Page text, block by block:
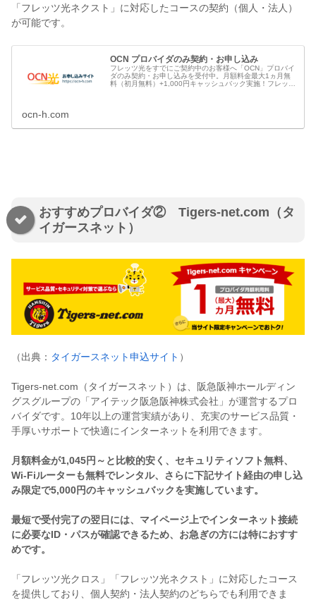
「フレッツ光ネクスト」に対応したコースの契約（個人・法人）
が可能です。
OCN プロバイダのみ契約・お申し込み
フレッツ光をすでにご契約中のお客様へ「OCN」プロバイ
ダのみ契約・お申し込みを受付中。月額料金最大1ヵ月無
料（初月無料）+1,000円キャッシュバック実施！フレッツ
ocn-h.com
おすすめプロバイダ② Tigers-net.com（タ
イガースネット）
（出典： タイガースネット申込サイト ）
Tigers-net.com（タイガースネット）は、阪急阪神ホールディン
グスグループの「アイテック阪急阪神株式会社」が運営するプロ
バイダです。10年以上の運営実績があり、充実のサービス品質・
手厚いサポートで快適にインターネットを利用できます。
月額料金が1,045円～と比較的安く、セキュリティソフト無料、
Wi-Fiルーターも無料でレンタル、さらに下記サイト経由の申し込
み限定で5,000円のキャッシュバックを実施しています。
最短で受付完了の翌日には、マイページ上でインターネット接続
に必要なID・パスが確認できるため、お急ぎの方には特におすす
めです。
「フレッツ光クロス」「フレッツ光ネクスト」に対応したコース
を提供しており、個人契約・法人契約のどちらでも利用できま